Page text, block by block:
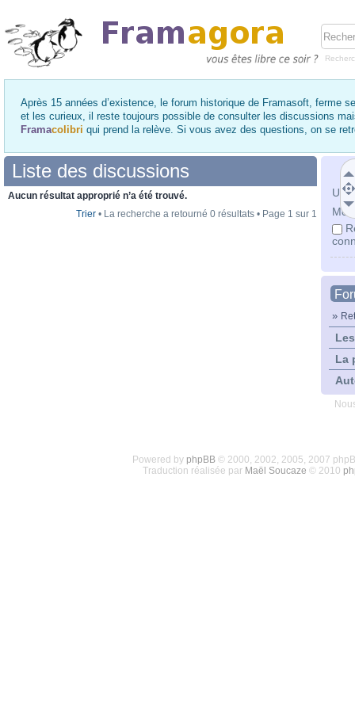
Après 15 années d’existence, le forum historique de Framasoft, ferme
et les curieux, il reste toujours possible de consulter les discussions
Framacolibri qui prend la relève. Si vous avez des questions, on se
Mot
»
La
Liste des discussions
Aucun résultat approprié n’a été trouvé.
Trier • La recherche a retourné 0 résultats • Page 1 sur 1
Powered by phpBB© 2000, 2002, 2005, 2007
Traduction réalisée par Maël Soucaze © 2010